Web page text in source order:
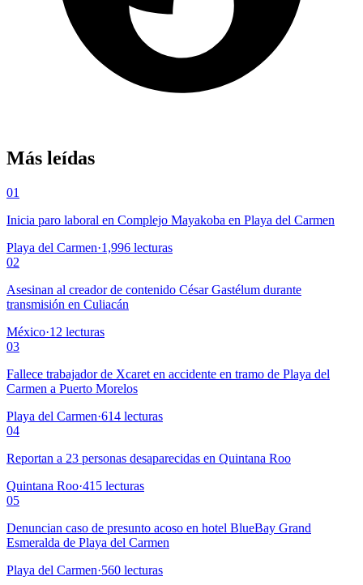
Más leídas
01
Inicia paro laboral en Complejo Mayakoba en Playa del Carmen
Playa del Carmen·1,996 lecturas
02
Asesinan al creador de contenido César Gastélum durante
transmisión en Culiacán
México·12 lecturas
03
Fallece trabajador de Xcaret en accidente en tramo de Playa del
Carmen a Puerto Morelos
Playa del Carmen·614 lecturas
04
Reportan a 23 personas desaparecidas en Quintana Roo
Quintana Roo·415 lecturas
05
Denuncian caso de presunto acoso en hotel BlueBay Grand
Esmeralda de Playa del Carmen
Playa del Carmen·560 lecturas